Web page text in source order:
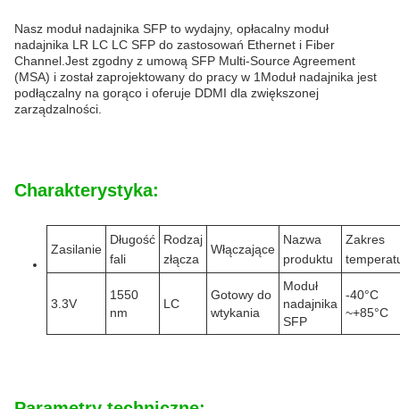
Nasz moduł nadajnika SFP to wydajny, opłacalny moduł
nadajnika LR LC LC SFP do zastosowań Ethernet i Fiber
Channel.Jest zgodny z umową SFP Multi-Source Agreement
(MSA) i został zaprojektowany do pracy w 1Moduł nadajnika jest
podłączalny na gorąco i oferuje DDMI dla zwiększonej
zarządzalności.
Charakterystyka:
Zasilanie
Długość
fali
Rodzaj
złącza
Włączające
Nazwa
produktu
Zakres
3.3V
1550
nm
LC
Gotowy do
wtykania
Moduł
nadajnika
SFP
-40°C
~+85°C